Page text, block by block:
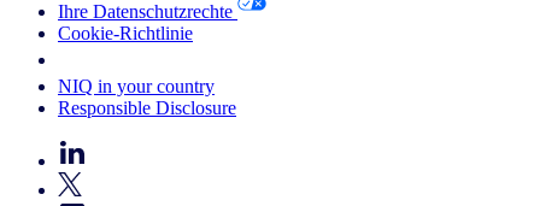
Ihre Datenschutzrechte
Cookie-Richtlinie
NIQ in your country
Responsible Disclosure